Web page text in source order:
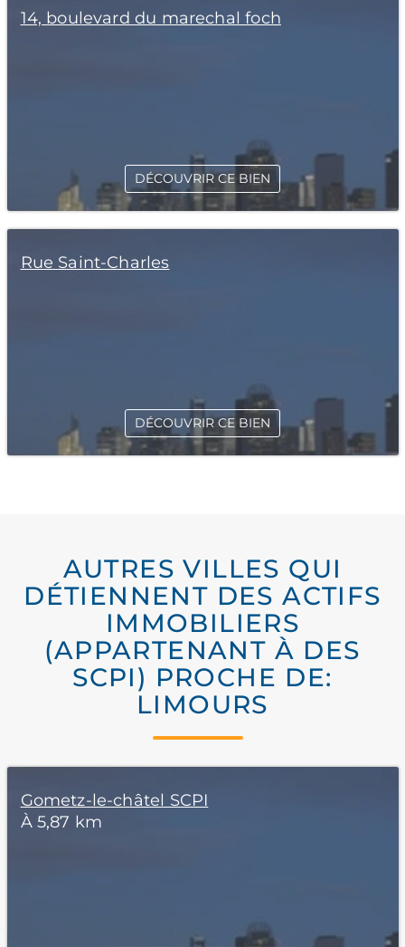
14, boulevard du marechal foch
DÉCOUVRIR CE BIEN
Rue Saint-Charles
DÉCOUVRIR CE BIEN
AUTRES VILLES QUI
DÉTIENNENT DES ACTIFS
IMMOBILIERS
(APPARTENANT À DES
SCPI) PROCHE DE:
LIMOURS
Gometz-le-châtel SCPI
À 5,87 km